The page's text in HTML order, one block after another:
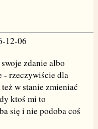
12-06
zdanie albo
- rzeczywiście dla
w stanie zmieniać
ktoś mi to
się i nie podoba coś